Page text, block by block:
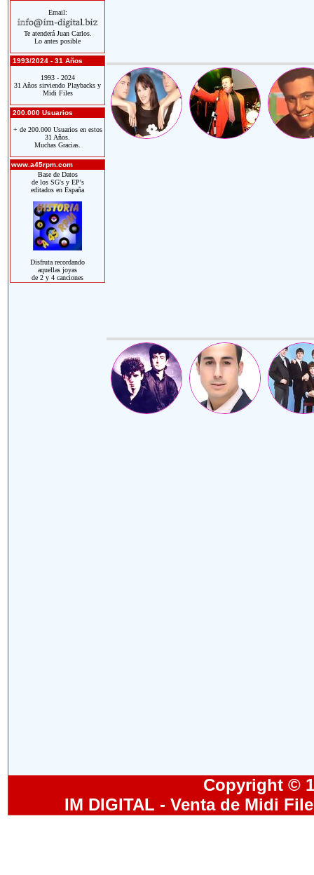
Email:
Te atenderá Juan Carlos.
Lo antes posible
1993/2024 - 31 Años
1993 - 2024
31 Años sirviendo Playbacks y
Midi Files
200.000 Usuarios
+ de 200.000 Usuarios en estos
31 Años.
Muchas Gracias.
www.a45rpm.com
Base de Datos
de los SG's y EP's
editados en España
Disfruta recordando
aquellas joyas
de 2 y 4 canciones
Copyright ©
IM DIGITAL - Venta de Midi